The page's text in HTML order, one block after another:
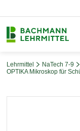
Lehrmittel NaTech 7-9
OPTIKA Mikroskop für
Bildergalerie